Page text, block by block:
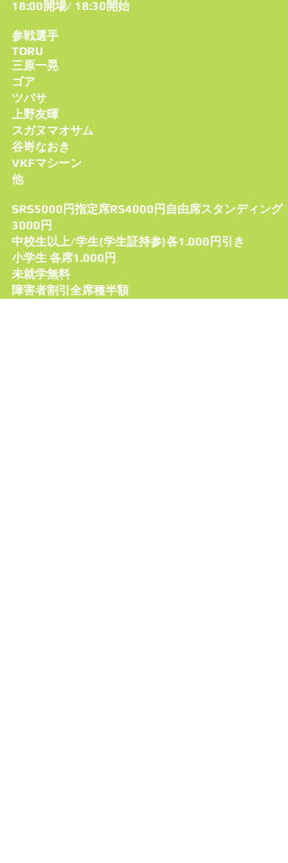
18:00開場/ 18:30開始
参戦選手
TORU
三原一晃
ゴア
ツバサ
上野友暉
スガヌマオサム
谷嵜なおき
VKFマシーン
他
SRS5000円指定席RS4000円自由席スタンディング
3000円
中校生以上/学生(学生証持参)各1.000円引き
小学生 各席1.000円
未就学無料
障害者割引全席種半額